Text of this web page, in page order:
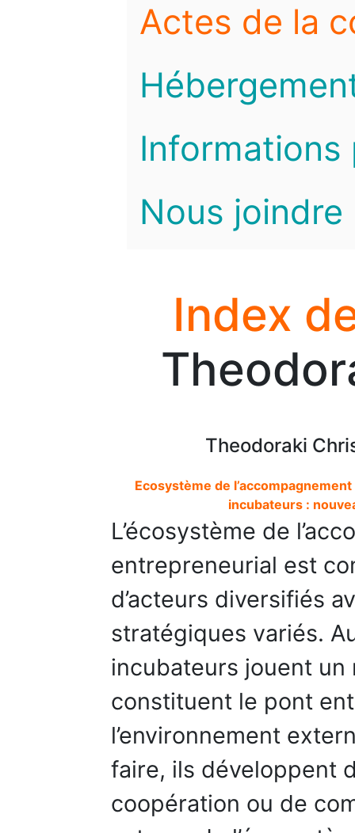
Actes de la
Informations
Nous joindre
Index
Theodoraki
Ecosystème de
incubateurs :
L’écosystème de
entrepreneurial est
d’acteurs diversifiés
stratégiques variés.
incubateurs jouent un
constituent le pont
l’environnement
faire, ils développent
coopération ou de